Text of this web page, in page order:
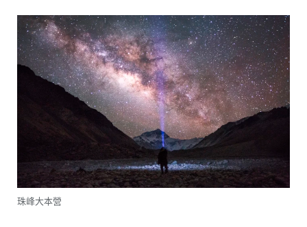
珠峰大本營